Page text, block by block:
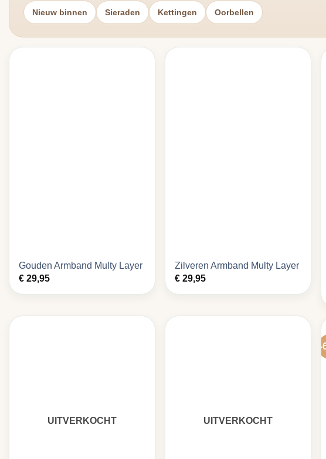
Nieuw binnen Sieraden Kettingen Oorbellen
Gouden Armband Multy Layer
€ 29,95
Zilveren Armband Multy Layer
€ 29,95
UITVERKOCHT UITVERKOCHT
-